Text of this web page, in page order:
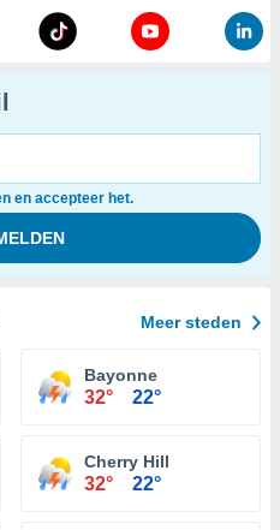
en accepteer het.
Meer steden
Bayonne
32° 22°
Cherry Hill
32° 22°